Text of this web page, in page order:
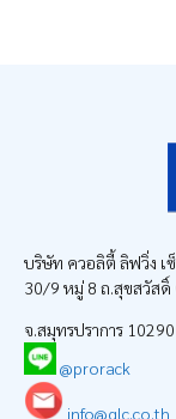
บริษัท ควอลิตี้ ลิฟวิ่ง เ
30/9 หมู่ 8 ถ.สุขสวัสดิ์
จ.สมุทรปราการ
@prorack
info@qlc.co.th